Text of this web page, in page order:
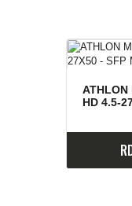
ATHLON
HD 4.5-